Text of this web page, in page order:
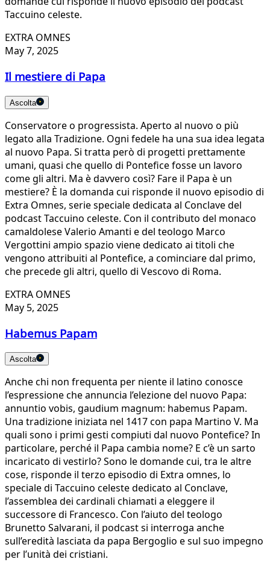
Taccuino celeste.
EXTRA OMNES
May 7, 2025
Il mestiere di Papa
Ascolta
Conservatore o progressista. Aperto al nuovo o più
legato alla Tradizione. Ogni fedele ha una sua idea legata
al nuovo Papa. Si tratta però di progetti prettamente
umani, quasi che quello di Pontefice fosse un lavoro
come gli altri. Ma è davvero così? Fare il Papa è un
mestiere? È la domanda cui risponde il nuovo episodio di
Extra Omnes, serie speciale dedicata al Conclave del
podcast Taccuino celeste. Con il contributo del monaco
camaldolese Valerio Amanti e del teologo Marco
Vergottini ampio spazio viene dedicato ai titoli che
vengono attribuiti al Pontefice, a cominciare dal primo,
che precede gli altri, quello di Vescovo di Roma.
EXTRA OMNES
May 5, 2025
Habemus Papam
Ascolta
Anche chi non frequenta per niente il latino conosce
l’espressione che annuncia l’elezione del nuovo Papa:
annuntio vobis, gaudium magnum: habemus Papam.
Una tradizione iniziata nel 1417 con papa Martino V. Ma
quali sono i primi gesti compiuti dal nuovo Pontefice? In
particolare, perché il Papa cambia nome? E c’è un sarto
incaricato di vestirlo? Sono le domande cui, tra le altre
cose, risponde il terzo episodio di Extra omnes, lo
speciale di Taccuino celeste dedicato al Conclave,
l’assemblea dei cardinali chiamati a eleggere il
successore di Francesco. Con l’aiuto del teologo
Brunetto Salvarani, il podcast si interroga anche
sull’eredità lasciata da papa Bergoglio e sul suo impegno
per l’unità dei cristiani.